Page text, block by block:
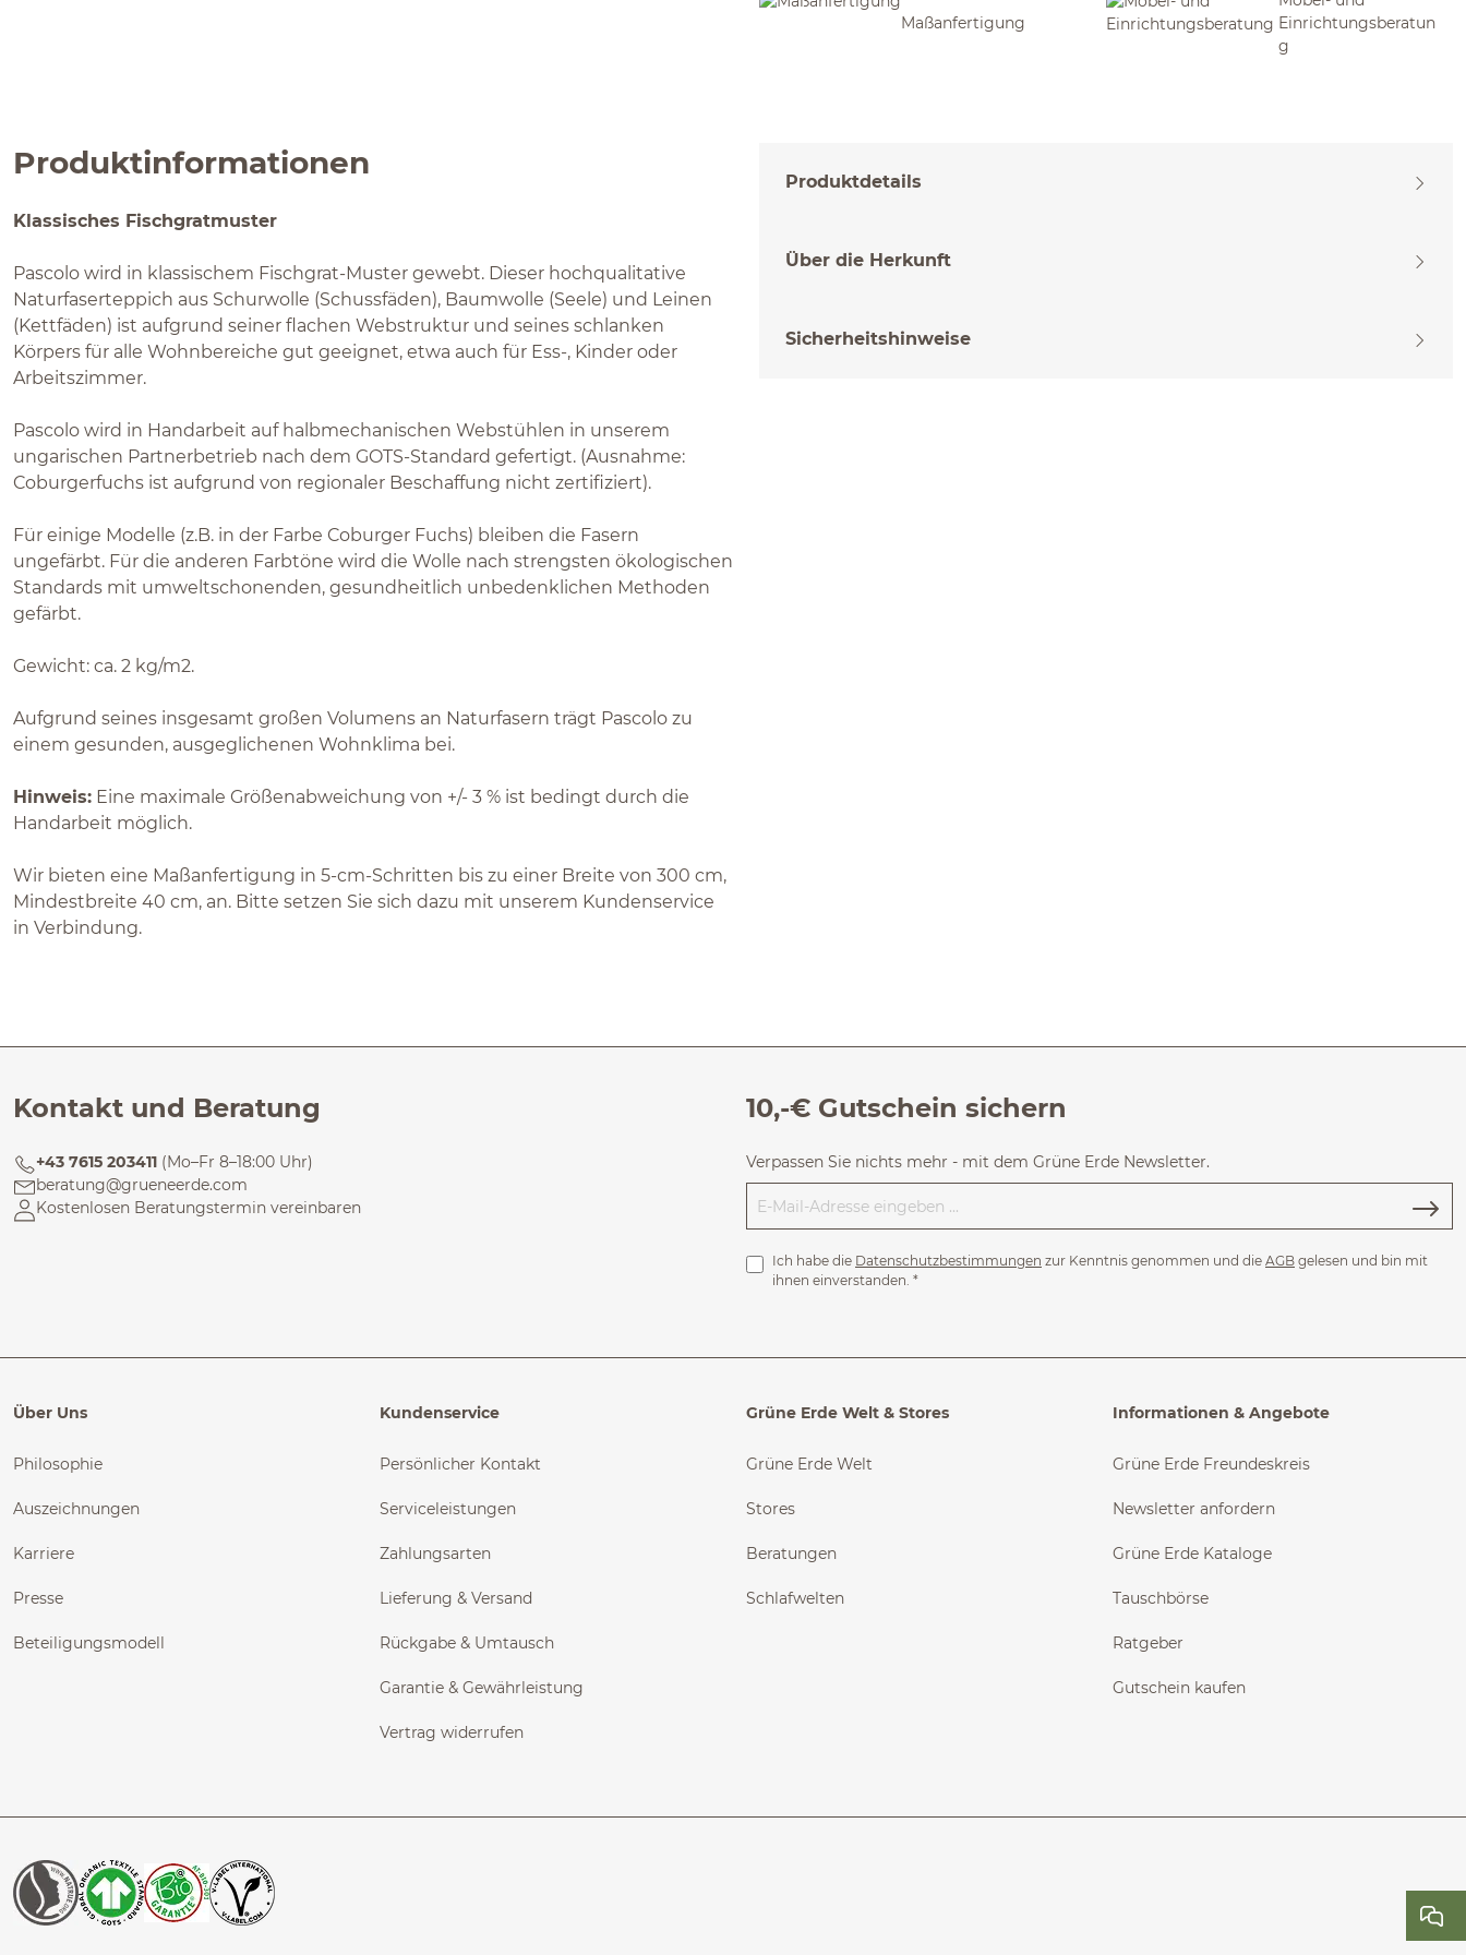
Maßanfertigung
Einrichtungsberatun
g
Produktinformationen
Klassisches Fischgratmuster
Pascolo wird in klassischem Fischgrat-Muster gewebt. Dieser hochqualitative
Naturfaserteppich aus Schurwolle (Schussfäden), Baumwolle (Seele) und Leinen
(Kettfäden) ist aufgrund seiner flachen Webstruktur und seines schlanken
Körpers für alle Wohnbereiche gut geeignet, etwa auch für Ess-, Kinder oder
Arbeitszimmer.
Pascolo wird in Handarbeit auf halbmechanischen Webstühlen in unserem
ungarischen Partnerbetrieb nach dem GOTS-Standard gefertigt. (Ausnahme:
Coburgerfuchs ist aufgrund von regionaler Beschaffung nicht zertifiziert).
Für einige Modelle (z.B. in der Farbe Coburger Fuchs) bleiben die Fasern
ungefärbt. Für die anderen Farbtöne wird die Wolle nach strengsten ökologischen
Standards mit umweltschonenden, gesundheitlich unbedenklichen Methoden
gefärbt.
Gewicht: ca. 2 kg/m2.
Aufgrund seines insgesamt großen Volumens an Naturfasern trägt Pascolo zu
einem gesunden, ausgeglichenen Wohnklima bei.
Hinweis: Eine maximale Größenabweichung von +/- 3 % ist bedingt durch die
Handarbeit möglich.
Wir bieten eine Maßanfertigung in 5-cm-Schritten bis zu einer Breite von 300 cm,
Mindestbreite 40 cm, an. Bitte setzen Sie sich dazu mit unserem Kundenservice
in Verbindung.
Produktdetails
Über die Herkunft
Sicherheitshinweise
Kontakt und Beratung
+43 7615 203411 (Mo–Fr 8–18:00 Uhr)
beratung@grueneerde.com
Kostenlosen Beratungstermin vereinbaren
10,-€ Gutschein sichern
Verpassen Sie nichts mehr - mit dem Grüne Erde Newsletter.
Ich habe die Datenschutzbestimmungen zur Kenntnis genommen und die AGB gelesen und bin mit
ihnen einverstanden. *
Über Uns
Philosophie
Auszeichnungen
Karriere
Presse
Beteiligungsmodell
Kundenservice
Persönlicher Kontakt
Serviceleistungen
Zahlungsarten
Lieferung & Versand
Rückgabe & Umtausch
Garantie & Gewährleistung
Vertrag widerrufen
Grüne Erde Welt & Stores
Grüne Erde Welt
Stores
Beratungen
Schlafwelten
Informationen & Angebote
Grüne Erde Freundeskreis
Newsletter anfordern
Grüne Erde Kataloge
Tauschbörse
Ratgeber
Gutschein kaufen